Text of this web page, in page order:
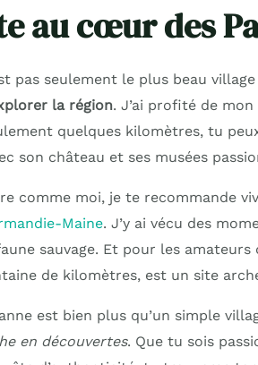
au cœur des
pas seulement le plus beau
la région. J’ai profité de
quelques kilomètres, tu
son château et ses musées
comme moi, je te recommande
Maine. J’y ai vécu des
sauvage. Et pour les
de kilomètres, est un site
est bien plus qu’un simple
en découvertes. Que tu sois